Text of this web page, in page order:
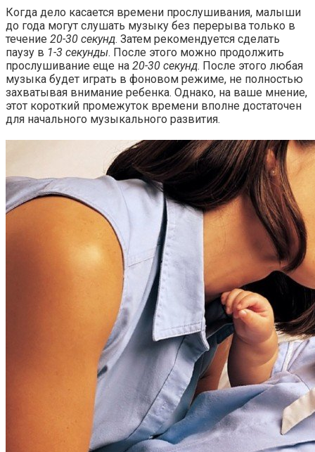
Когда дело касается времени прослушивания, малыши
до года могут слушать музыку без перерыва только в
течение 20-30 секунд. Затем рекомендуется сделать
паузу в 1-3 секунды. После этого можно продолжить
прослушивание еще на 20-30 секунд. После этого любая
музыка будет играть в фоновом режиме, не полностью
захватывая внимание ребенка. Однако, на ваше мнение,
этот короткий промежуток времени вполне достаточен
для начального музыкального развития.